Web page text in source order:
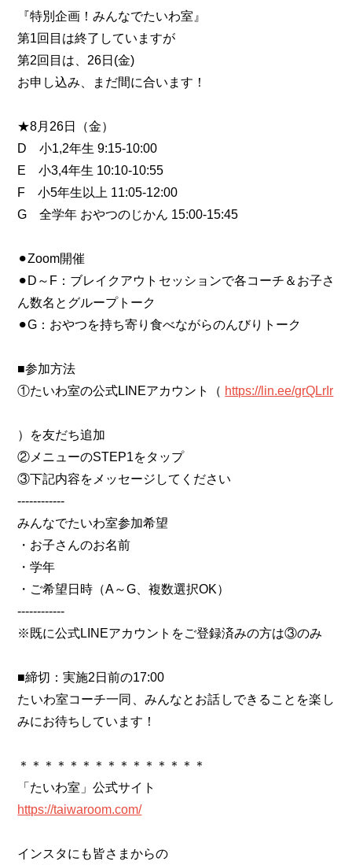
『特別企画！みんなでたいわ室』
第1回目は終了していますが
第2回目は、26日(金)
お申し込み、まだ間に合います！
★8月26日（金）
D 小1,2年生 9:15-10:00
E 小3,4年生 10:10-10:55
F 小5年生以上 11:05-12:00
G 全学年 おやつのじかん 15:00-15:45
⚫︎Zoom開催
⚫︎ D～F：ブレイクアウトセッションで各コーチ＆お子さ
ん数名とグループトーク
⚫︎G：おやつを持ち寄り食べながらのんびりトーク
■参加方法
①たいわ室の公式LINEアカウント（ https://lin.ee/grQLrIr
）を友だち追加
②メニューのSTEP1をタップ
③下記内容をメッセージしてください
------------
みんなでたいわ室参加希望
・お子さんのお名前
・学年
・ご希望日時（A～G、複数選択OK）
------------
※既に公式LINEアカウントをご登録済みの方は③のみ
■締切：実施2日前の17:00
たいわ室コーチ一同、みんなとお話しできることを楽し
みにお待ちしています！
＊＊＊＊＊＊＊＊＊＊＊＊＊＊＊
「たいわ室」公式サイト
https://taiwaroom.com/
インスタにも皆さまからの